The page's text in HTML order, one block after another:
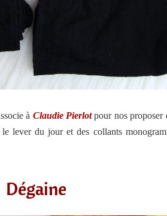
à Claudie Pierlotpour nos proposer
lever du jour et des collants
Dégaine